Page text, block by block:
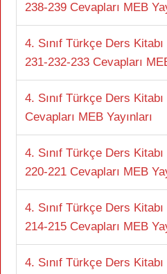
238-239 Cevapları MEB
4. Sınıf Türkçe Ders
231-232-233 Cevapları
4. Sınıf Türkçe Ders
Cevapları MEB Yayınları
4. Sınıf Türkçe Ders
220-221 Cevapları MEB
4. Sınıf Türkçe Ders
214-215 Cevapları MEB
4. Sınıf Türkçe Ders